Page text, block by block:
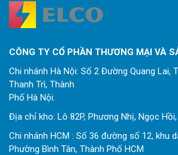
CÔNG TY CỔ PHẦN THƯƠNG MẠI VÀ
Chi nhánh Hà Nội: Số 2 Đường Quang Lai,
Thanh Trì, Thành
Phố Hà Nội.
Địa chỉ kho: Lô 82P, Phương Nhị, Ngọc
Chi nhánh HCM : Số 36 đường số 12, khu
Phường Bình Tân, Thành Phố HCM